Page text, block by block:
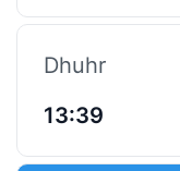
Dhuhr
13:39